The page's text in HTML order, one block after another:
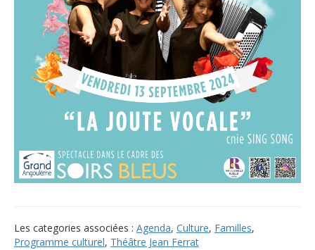
Les categories associées : Agenda, Culture, Familles,
Programme culturel, Théâtre Jean Ferrat